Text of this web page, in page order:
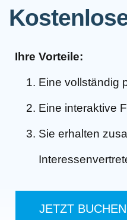
Ihre Vorteile:
Eine vollständig
Eine interaktive
Sie erhalten
JETZT BUCHEN